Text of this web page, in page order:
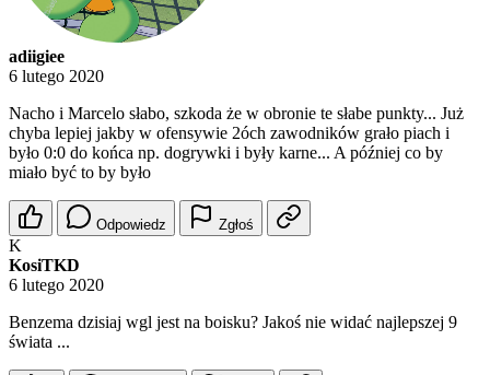
adiigiee
6 lutego 2020
Nacho i Marcelo słabo, szkoda że w obronie te słabe punkty... Już
chyba lepiej jakby w ofensywie 2óch zawodników grało piach i
było 0:0 do końca np. dogrywki i były karne... A później co by
miało być to by było
Odpowiedz Zgłoś
K
KosiTKD
6 lutego 2020
Benzema dzisiaj wgl jest na boisku? Jakoś nie widać najlepszej 9
świata ...